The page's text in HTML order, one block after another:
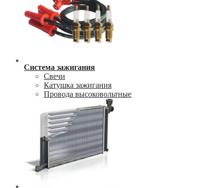
Система зажигания
Свечи
Катушка зажигания
Провода высоковольтные